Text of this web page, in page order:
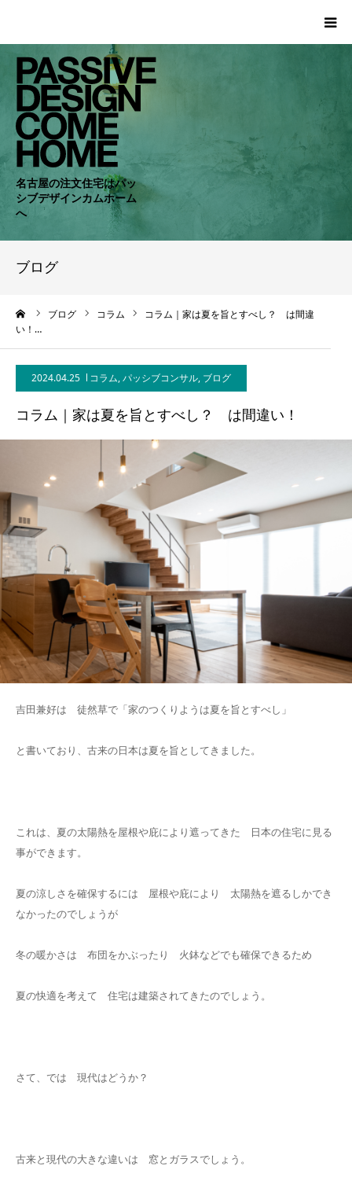
名古屋の注文住宅はパッ
シブデザインカムホーム
へ
ブログ
ブログ コラム
コラム｜家は夏を旨とすべし？ は間違
い！…
2024.04.25 コラム,パッシブコンサル, ブログ
コラム｜家は夏を旨とすべし？ は間違い！
吉田兼好は 徒然草で「家のつくりようは夏を旨とすべし」
と書いており、古来の日本は夏を旨としてきました。
これは、夏の太陽熱を屋根や庇により遮ってきた 日本の住宅に見る
事ができます。
夏の涼しさを確保するには 屋根や庇により 太陽熱を遮るしかでき
なかったのでしょうが
冬の暖かさは 布団をかぶったり 火鉢などでも確保できるため
夏の快適を考えて 住宅は建築されてきたのでしょう。
さて、では 現代はどうか？
古来と現代の大きな違いは 窓とガラスでしょう。
HOME
WORKS
COMPANY
CONCEPT
BLOG
CONTACT